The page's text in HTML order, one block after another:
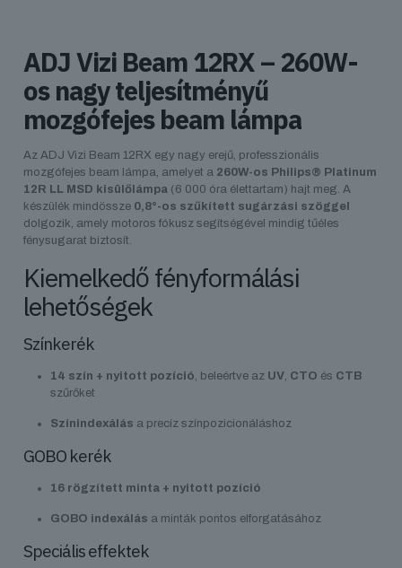
ADJ Vizi Beam 12RX – 260W-
os nagy teljesítményű
mozgófejes beam lámpa
Az ADJ Vizi Beam 12RX egy nagy erejű, professzionális
mozgófejes beam lámpa, amelyet a 260W-os Philips® Platinum
12R LL MSD kisülőlámpa (6 000 óra élettartam) hajt meg. A
készülék mindössze 0,8°-os szűkített sugárzási szöggel
dolgozik, amely motoros fókusz segítségével mindig tűéles
fénysugarat biztosít.
Kiemelkedő fényformálási
lehetőségek
Színkerék
14 szín + nyitott pozíció, beleértve az UV, CTO és CTB
szűrőket
Színindexálás a precíz színpozicionáláshoz
GOBO kerék
16 rögzített minta + nyitott pozíció
GOBO indexálás a minták pontos elforgatásához
Speciális effektek